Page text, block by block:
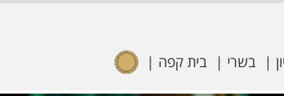
בשרי בית קפה